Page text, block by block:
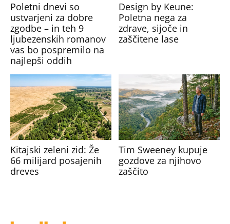
Poletni dnevi so
ustvarjeni za dobre
zgodbe – in teh 9
ljubezenskih romanov
vas bo pospremilo na
najlepši oddih
Design by Keune:
Poletna nega za
zdrave, sijoče in
zaščitene lase
Kitajski zeleni zid: Že
66 milijard posajenih
dreves
Tim Sweeney kupuje
gozdove za njihovo
zaščito